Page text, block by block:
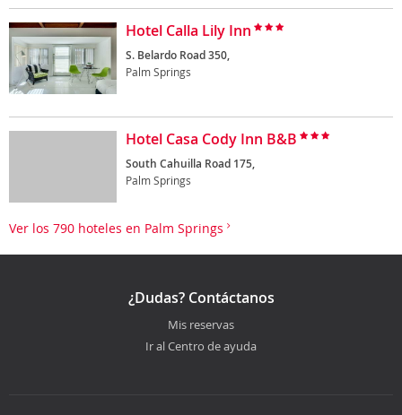
Hotel Calla Lily Inn
S. Belardo Road 350,
Palm Springs
Hotel Casa Cody Inn B&B
South Cahuilla Road 175,
Palm Springs
Ver los 790 hoteles en Palm Springs
¿Dudas? Contáctanos
Mis reservas
Ir al Centro de ayuda